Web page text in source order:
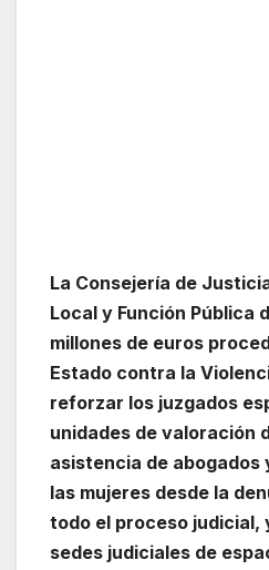
La Consejería de
Local y Función Pública
millones de euros
Estado contra la
reforzar los juzgados
unidades de valoración
asistencia de abogados
las mujeres desde la
todo el proceso judicial,
sedes judiciales de